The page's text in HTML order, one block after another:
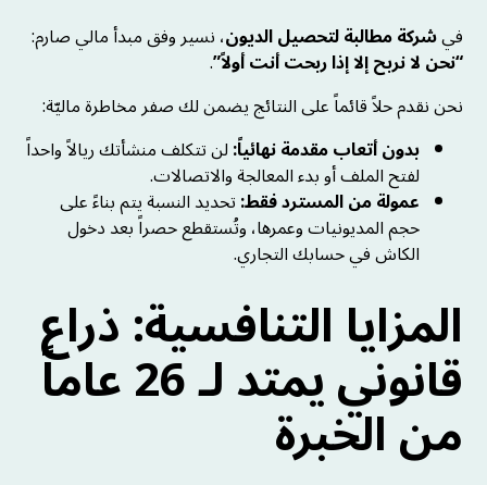
فيشركة مطالبة لتحصيل الديون، نسير وفق مبدأ مالي صارم:
“نحن لا نربح إلا إذا ربحت أنت أولاً”.
نحن نقدم حلاً قائماً على النتائج يضمن لك صفر مخاطرة ماليّة:
بدون أتعاب مقدمة نهائياً:لن تتكلف منشأتك ريالاً واحداً
لفتح الملف أو بدء المعالجة والاتصالات.
عمولة من المسترد فقط:تحديد النسبة يتم بناءً على
حجم المديونيات وعمرها، وتُستقطع حصراً بعد دخول
الكاش في حسابك التجاري.
المزايا التنافسية: ذراع
قانوني يمتد لـ 26 عاماً
من الخبرة